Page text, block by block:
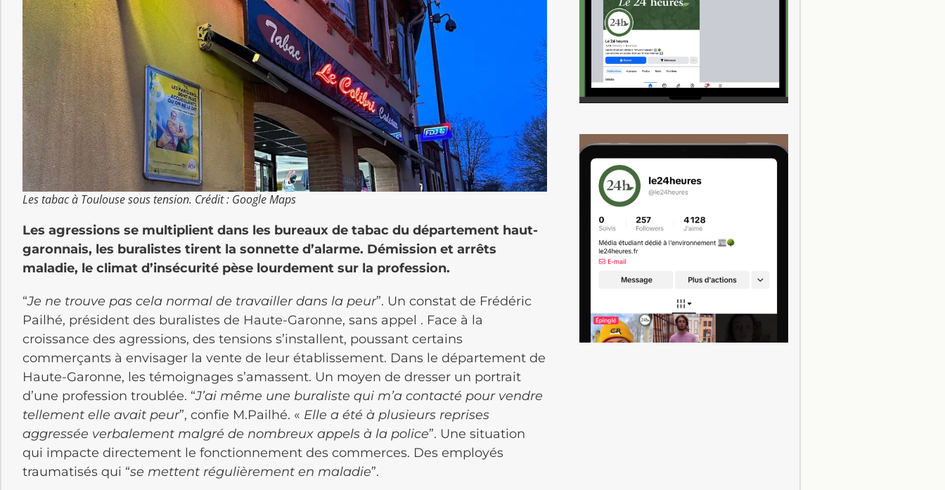
Les tabac à Toulouse sous tension. Crédit : Google Maps
Les agressions se multiplient dans les bureaux de tabac du département haut-
garonnais, les buralistes tirent la sonnette d’alarme. Démission et arrêts
maladie, le climat d’insécurité pèse lourdement sur la profession.
“Je ne trouve pas cela normal de travailler dans la peur”. Un constat de Frédéric
Pailhé, président des buralistes de Haute-Garonne, sans appel . Face à la
croissance des agressions, des tensions s’installent, poussant certains
commerçants à envisager la vente de leur établissement. Dans le département de
Haute-Garonne, les témoignages s’amassent. Un moyen de dresser un portrait
d’une profession troublée. “J’ai même une buraliste qui m’a contacté pour vendre
tellement elle avait peur”, confie M.Pailhé. « Elle a été à plusieurs reprises
aggressée verbalement malgré de nombreux appels à la police”. Une situation
qui impacte directement le fonctionnement des commerces. Des employés
traumatisés qui “se mettent régulièrement en maladie”.